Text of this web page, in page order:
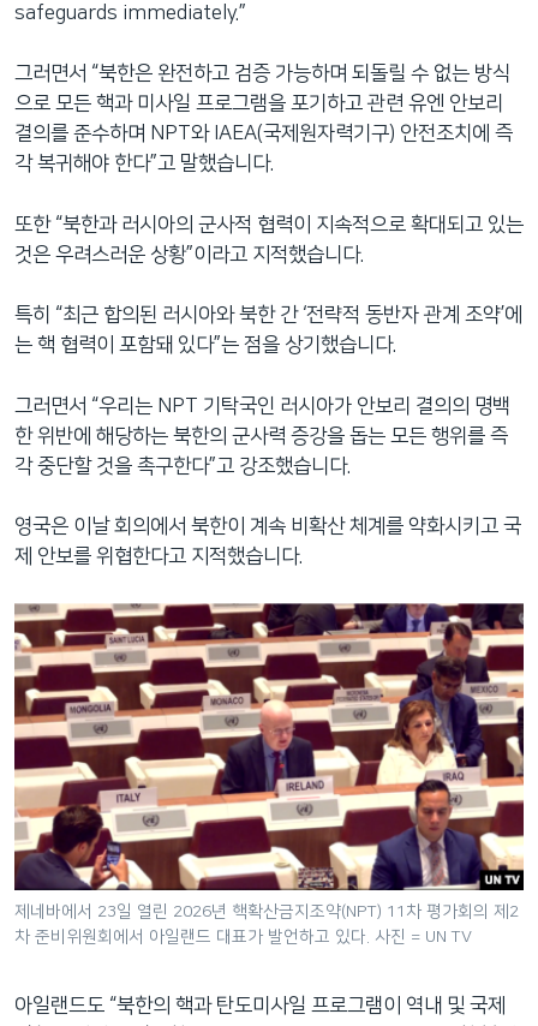
safeguards immediately.”
그러면서 “북한은 완전하고 검증 가능하며 되돌릴 수 없는 방식
으로 모든 핵과 미사일 프로그램을 포기하고 관련 유엔 안보리
결의를 준수하며 NPT와 IAEA(국제원자력기구) 안전조치에 즉
각 복귀해야 한다”고 말했습니다.
또한 “북한과 러시아의 군사적 협력이 지속적으로 확대되고 있는
것은 우려스러운 상황”이라고 지적했습니다.
특히 “최근 합의된 러시아와 북한 간 ‘전략적 동반자 관계 조약’에
는 핵 협력이 포함돼 있다”는 점을 상기했습니다.
그러면서 “우리는 NPT 기탁국인 러시아가 안보리 결의의 명백
한 위반에 해당하는 북한의 군사력 증강을 돕는 모든 행위를 즉
각 중단할 것을 촉구한다”고 강조했습니다.
영국은 이날 회의에서 북한이 계속 비확산 체계를 약화시키고 국
제 안보를 위협한다고 지적했습니다.
제네바에서 23일 열린 2026년 핵확산금지조약(NPT) 11차 평가회의 제2
차 준비위원회에서 아일랜드 대표가 발언하고 있다. 사진 = UN TV
아일랜드도 “북한의 핵과 탄도미사일 프로그램이 역내 및 국제